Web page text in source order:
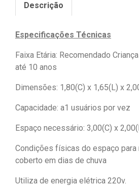
Descrição
Especificações Técnicas
Faixa Etária: Recomendado
até 10 anos
Dimensões: 1,80(C) x 1,65(L) x
Capacidade: a1 usuários por vez
Espaço necessário: 3,00(C) x
Condições físicas do espaço para
coberto em dias de chuva
Utiliza de energia elétrica 220v.